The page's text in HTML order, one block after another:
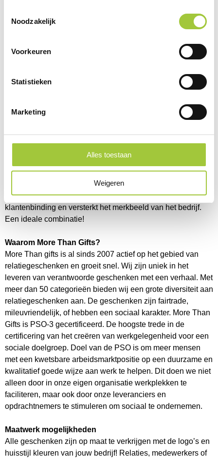
Noodzakelijk
Voorkeuren
Statistieken
Marketing
Alles toestaan
Weigeren
is meer dan een cadeau. Het zorgt voor verbinding met de
medewerkers of met de klanten die het cadeau ontvangen.
Het bedrukken van een unieke boodschap of logo zorgt voor
klantenbinding en versterkt het merkbeeld van het bedrijf.
Een ideale combinatie!
Waarom More Than Gifts?
More Than gifts is al sinds 2007 actief op het gebied van
relatiegeschenken en groeit snel. Wij zijn uniek in het
leveren van verantwoorde geschenken met een verhaal. Met
meer dan 50 categorieën bieden wij een grote diversiteit aan
relatiegeschenken aan. De geschenken zijn fairtrade,
mileuvriendelijk, of hebben een sociaal karakter. More Than
Gifts is PSO-3 gecertificeerd. De hoogste trede in de
certificering van het creëren van werkgelegenheid voor een
sociale doelgroep. Doel van de PSO is om meer mensen
met een kwetsbare arbeidsmarktpositie op een duurzame en
kwalitatief goede wijze aan werk te helpen. Dit doen we niet
alleen door in onze eigen organisatie werkplekken te
faciliteren, maar ook door onze leveranciers en
opdrachtnemers te stimuleren om sociaal te ondernemen.
Maatwerk mogelijkheden
Alle geschenken zijn op maat te verkrijgen met de logo’s en
huisstijl kleuren van jouw bedrijf! Relaties, medewerkers of